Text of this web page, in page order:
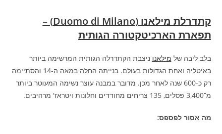
קתדרלת מילאנו (Duomo di Milano) –
תפארת הארכיטקטורה הגותית
בלב ליבה של מילאנו ניצבת הקתדרלה הגותית המרשימה ביותר
באיטליה ואחת הגדולות בעולם. בנייתה החלה במאה ה-14 והסתיימה
רק כ-600 שנה לאחר מכן. מדובר במבנה עוצר נשימה המעוטר ביותר
מ־3,400 פסלים, 135 צריחים מחודדים וחלונות ויטראז' מרהיבים.
מה אסור לפספס: